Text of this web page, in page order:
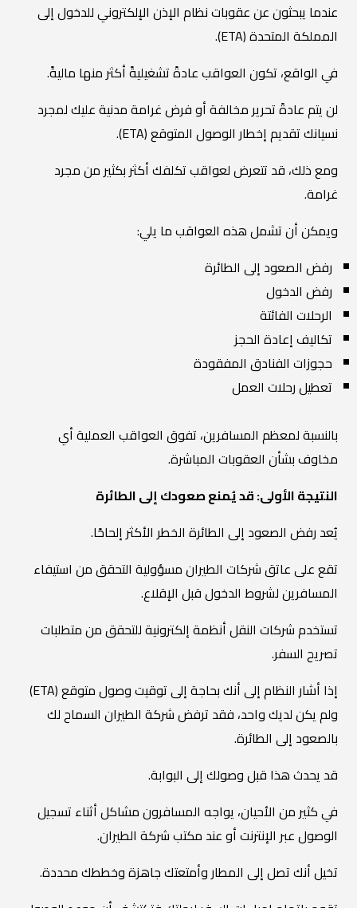
عندما يبحثون عن عقوبات نظام الإذن الإلكتروني للدخول إلى
المملكة المتحدة (ETA).
في الواقع، تكون العواقب عادةً تشغيليةً أكثر منها ماليةً.
لن يتم عادةً تحرير مخالفة أو فرض غرامة مدنية عليك لمجرد
نسيانك تقديم إخطار الوصول المتوقع (ETA).
ومع ذلك، قد تتعرض لعواقب تكلفك أكثر بكثير من مجرد
غرامة.
ويمكن أن تشمل هذه العواقب ما يلي:
رفض الصعود إلى الطائرة
رفض الدخول
الرحلات الفائتة
تكاليف إعادة الحجز
حجوزات الفنادق المفقودة
تعطيل رحلات العمل
بالنسبة لمعظم المسافرين، تفوق العواقب العملية أي
مخاوف بشأن العقوبات المباشرة.
النتيجة الأولى: قد يُمنع صعودك إلى الطائرة
يُعد رفض الصعود إلى الطائرة الخطر الأكثر إلحاحًا.
تقع على عاتق شركات الطيران مسؤولية التحقق من استيفاء
المسافرين لشروط الدخول قبل الإقلاع.
تستخدم شركات النقل أنظمة إلكترونية للتحقق من متطلبات
تصريح السفر.
إذا أشار النظام إلى أنك بحاجة إلى توقيت وصول متوقع (ETA)
ولم يكن لديك واحد، فقد ترفض شركة الطيران السماح لك
بالصعود إلى الطائرة.
قد يحدث هذا قبل وصولك إلى البوابة.
في كثير من الأحيان، يواجه المسافرون مشاكل أثناء تسجيل
الوصول عبر الإنترنت أو عند مكتب شركة الطيران.
تخيل أنك تصل إلى المطار وأمتعتك جاهزة وخططك محددة.